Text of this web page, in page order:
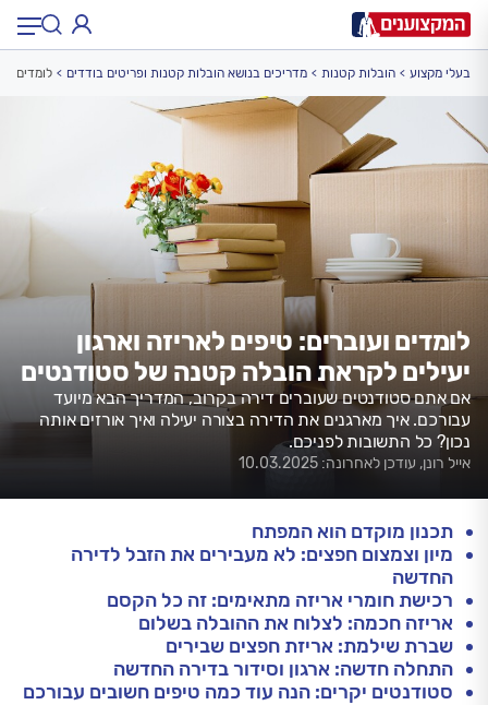
עירעיר: תל אביב, חיפה…
לומדים ועוברים: טיפים לאריזה וארגון
יעילים לקראת הובלה קטנה של סטודנטים
אם אתם סטודנטים שעוברים דירה בקרוב, המדריך הבא מיועד
עבורכם. איך מארגנים את הדירה בצורה יעילה ואיך אורזים אותה
נכון? כל התשובות לפניכם.
אייל רונן, עודכן לאחרונה: 10.03.2025
בעלי מקצוע הובלות קטנות מדריכים בנושא הובלות קטנות ופריטים בודדים לומדים
תכנון מוקדם הוא המפתח
מיון וצמצום חפצים: לא מעבירים את הזבל לדירה
החדשה
רכישת חומרי אריזה מתאימים: זה כל הקסם
אריזה חכמה: לצלוח את ההובלה בשלום
שברת שילמת: אריזת חפצים שבירים
התחלה חדשה: ארגון וסידור בדירה החדשה
סטודנטים יקרים: הנה עוד כמה טיפים חשובים עבורכם